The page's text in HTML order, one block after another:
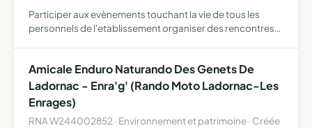
Participer aux evènements touchant la vie de tous les
personnels de l'etablissement organiser des rencontres
Amicale Enduro Naturando Des Genets De
Ladornac - Enra'g' (Rando Moto Ladornac-Les
Enrages)
RNA W244002852 · Environnement et patrimoine · Créée